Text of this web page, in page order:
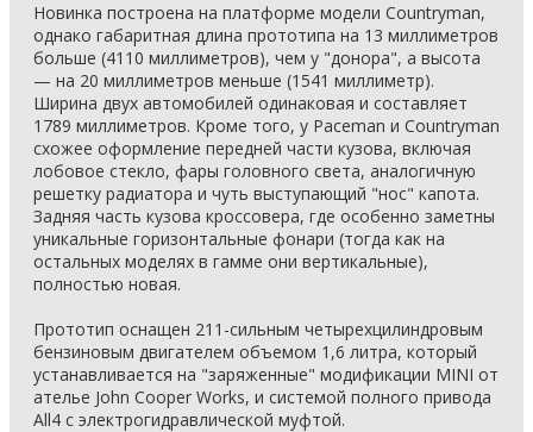
Новинка построена на платформе модели Countryman,
однако габаритная длина прототипа на 13 миллиметров
больше (4110 миллиметров), чем у "донора", а высота
— на 20 миллиметров меньше (1541 миллиметр).
Ширина двух автомобилей одинаковая и составляет
1789 миллиметров. Кроме того, у Paceman и Countryman
схожее оформление передней части кузова, включая
лобовое стекло, фары головного света, аналогичную
решетку радиатора и чуть выступающий "нос" капота.
Задняя часть кузова кроссовера, где особенно заметны
уникальные горизонтальные фонари (тогда как на
остальных моделях в гамме они вертикальные),
полностью новая.
Прототип оснащен 211-сильным четырехцилиндровым
бензиновым двигателем объемом 1,6 литра, который
устанавливается на "заряженные" модификации MINI от
ателье John Cooper Works, и системой полного привода
All4 с электрогидравлической муфтой.